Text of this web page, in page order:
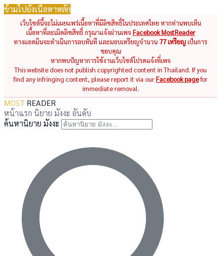
ข้ามไปยังเนื้อหาหลัก
เว็บไซต์นี้จะไม่เผยแพร่เนื้อหาที่มีลิขสิทธิ์ในประเทศไทย หากท่านพบเห็น
เนื้อหาที่ละเมิดลิขสิทธิ์ กรุณาแจ้งผ่านเพจ Facebook MostReader
ทางแอดมินจะดำเนินการลบทันที และมอบเหรียญจำนวน 77 เหรียญเป็นการ
ขอบคุณ
หากพบปัญหาการใช้งานเว็บไซต์โปรดแจ้งที่เพจ
This website does not publish copyrighted content in Thailand. If you
find any infringing content, please report it via ourFacebook pagefor
immediate removal.
MOST READER
หน้าแรก นิยาย มังงะ อันดับ
ค้นหานิยาย มังงะ